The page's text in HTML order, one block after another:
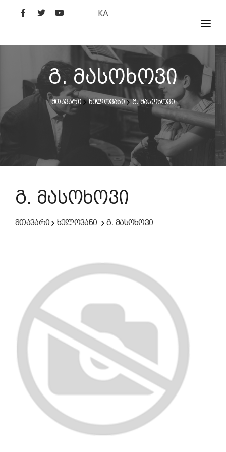
KA
ᲤᲘᲚᲛᲔᲑᲘ
ᲮᲔᲚᲝᲕᲐᲜᲘ
ᲙᲘᲜᲝᲡᲢᲣᲓᲘᲐ
ᲙᲘᲜᲝᲐᲙᲐᲓᲔᲛᲘᲐ
გ. მასოხოვი
მთავარი ხელოვანი გ. მასოხოვი
გ. მასოხოვი
მთავარი ხელოვანი გ. მასოხოვი